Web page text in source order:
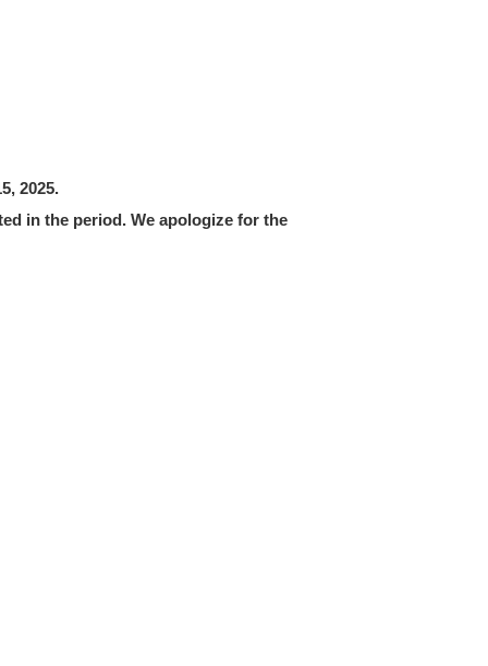
2025.
in the period. We apologize for the